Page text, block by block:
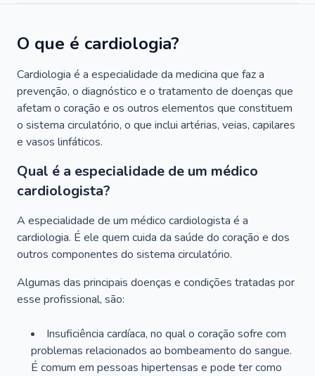
O que é cardiologia?
Cardiologia é a especialidade da medicina que faz a
prevenção, o diagnóstico e o tratamento de doenças que
afetam o coração e os outros elementos que constituem
o sistema circulatório, o que inclui artérias, veias, capilares
e vasos linfáticos.
Qual é a especialidade de um médico
cardiologista?
A especialidade de um médico cardiologista é a
cardiologia. É ele quem cuida da saúde do coração e dos
outros componentes do sistema circulatório.
Algumas das principais doenças e condições tratadas por
esse profissional, são:
Insuficiência cardíaca, no qual o coração sofre com
problemas relacionados ao bombeamento do sangue.
É comum em pessoas hipertensas e pode ter como